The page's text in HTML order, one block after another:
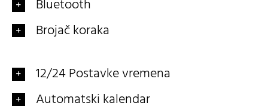
Bluetooth
Brojač koraka
12/24 Postavke vremena
Automatski kalendar